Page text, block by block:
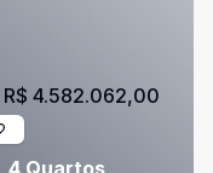
4 Quartos,
R$ 4.582.062,00